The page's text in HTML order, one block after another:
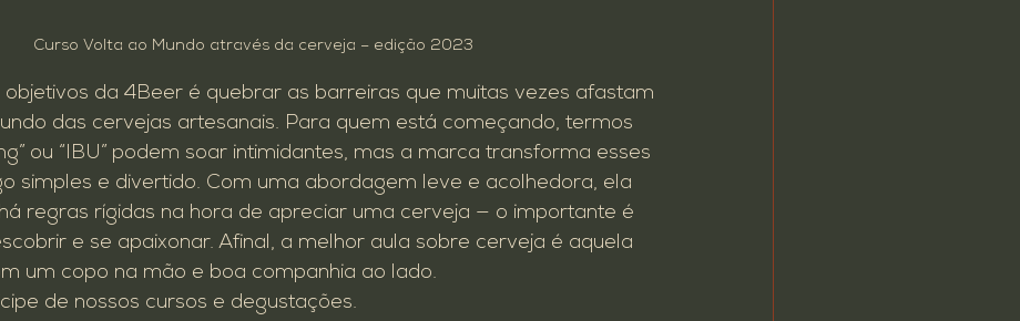
Curso Volta ao Mundo através da cerveja – edição 2023
objetivos da 4Beer é quebrar as barreiras que muitas vezes afastam
das cervejas artesanais. Para quem está começando, termos
ou “IBU” podem soar intimidantes, mas a marca transforma esses
simples e divertido. Com uma abordagem leve e acolhedora, ela
regras rígidas na hora de apreciar uma cerveja — o importante é
e se apaixonar. Afinal, a melhor aula sobre cerveja é aquela
um copo na mão e boa companhia ao lado.
de nossos cursos e degustações.